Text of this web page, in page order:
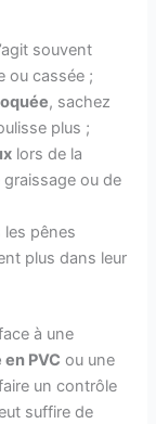
souvent
ou cassée ;
, sachez
plus ;
lors de la
graissage ou de
les pênes
plus dans leur
à une
PVC ou une
un contrôle
suffire de